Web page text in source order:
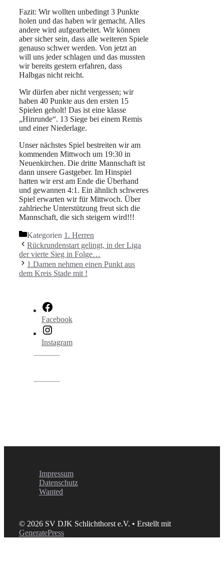
Fazit: Wir wollten unbedingt 3 Punkte
holen und das haben wir gemacht. Alles
andere wird aufgearbeitet. Wir können
aber sicher sein, dass alle weiteren Spiele
genauso schwer werden. Von jetzt an
will uns jeder schlagen und das mussten
wir bereits gestern erfahren, dass
Halbgas nicht reicht.
Wir dürfen aber nicht vergessen; wir
haben 40 Punkte aus den ersten 15
Spielen geholt! Das ist eine klasse
„Hinrunde“. 13 Siege bei einem Remis
und einer Niederlage.
Unser nächstes Spiel bestreiten wir am
kommenden Mittwoch um 19:30 in
Neuenkirchen. Die dritte Mannschaft ist
dann unsere Gastgeber. Im Hinspiel
hatten wir erst am Ende die Überhand
und gewannen 4:1. Ein ähnlich schweres
Spiel erwarten wir für Mittwoch. Über
zahlrieche Unterstützung freut sich die
Mannschaft, die sich steigern wird!!!
Kategorien 1. Herren
Rückrundenstart gelingt, in der Liga
der vierte Sieg in Folge…
1.Damen nehmen einen Punkt aus
dem Kreis Stade mit !
Facebook
Instagram
Impressum
Datenschutz
Wanted
© 2026 SV DJK Schlichthorst e.V. • Erstellt mit
GeneratePress